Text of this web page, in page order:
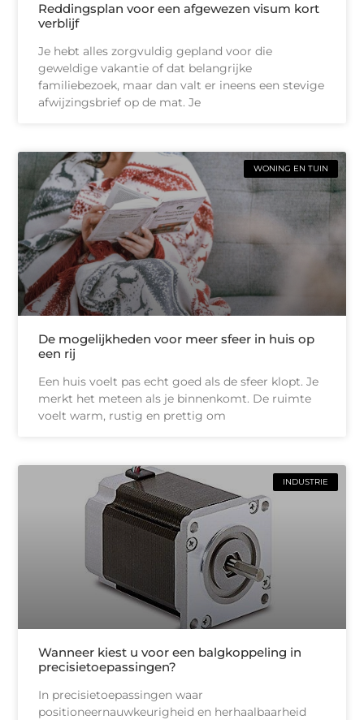
Reddingsplan voor een afgewezen visum kort
verblijf
Je hebt alles zorgvuldig gepland voor die
geweldige vakantie of dat belangrijke
familiebezoek, maar dan valt er ineens een stevige
afwijzingsbrief op de mat. Je
WONING EN TUIN
De mogelijkheden voor meer sfeer in huis op
een rij
Een huis voelt pas echt goed als de sfeer klopt. Je
merkt het meteen als je binnenkomt. De ruimte
voelt warm, rustig en prettig om
INDUSTRIE
Wanneer kiest u voor een balgkoppeling in
precisietoepassingen?
In precisietoepassingen waar
positioneernauwkeurigheid en herhaalbaarheid